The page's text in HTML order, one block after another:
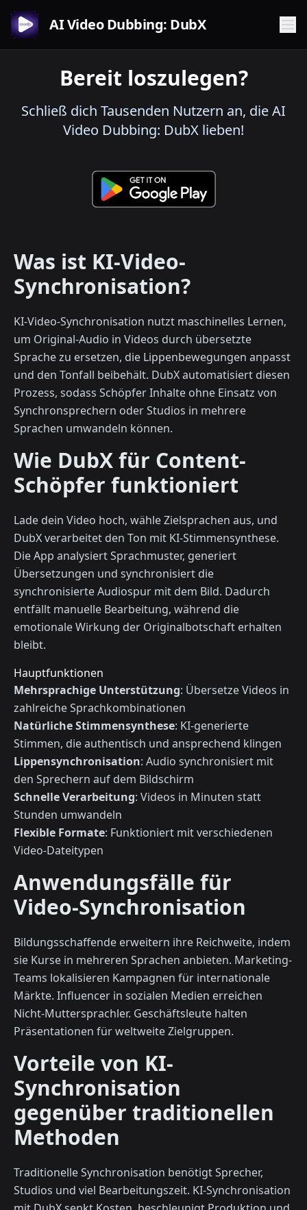
AI Video Dubbing: DubX
Bereit loszulegen?
Schließ dich Tausenden Nutzern an, die AI
Video Dubbing: DubX lieben!
Was ist KI-Video-
Synchronisation?
KI-Video-Synchronisation nutzt maschinelles Lernen,
um Original-Audio in Videos durch übersetzte
Sprache zu ersetzen, die Lippenbewegungen anpasst
und den Tonfall beibehält. DubX automatisiert diesen
Prozess, sodass Schöpfer Inhalte ohne Einsatz von
Synchronsprechern oder Studios in mehrere
Sprachen umwandeln können.
Wie DubX für Content-
Schöpfer funktioniert
Lade dein Video hoch, wähle Zielsprachen aus, und
DubX verarbeitet den Ton mit KI-Stimmensynthese.
Die App analysiert Sprachmuster, generiert
Übersetzungen und synchronisiert die
synchronisierte Audiospur mit dem Bild. Dadurch
entfällt manuelle Bearbeitung, während die
emotionale Wirkung der Originalbotschaft erhalten
bleibt.
Hauptfunktionen
Mehrsprachige Unterstützung: Übersetze Videos in
zahlreiche Sprachkombinationen
Natürliche Stimmensynthese: KI-generierte
Stimmen, die authentisch und ansprechend klingen
Lippensynchronisation: Audio synchronisiert mit
den Sprechern auf dem Bildschirm
Schnelle Verarbeitung: Videos in Minuten statt
Stunden umwandeln
Flexible Formate: Funktioniert mit verschiedenen
Video-Dateitypen
Anwendungsfälle für
Video-Synchronisation
Bildungsschaffende erweitern ihre Reichweite, indem
sie Kurse in mehreren Sprachen anbieten. Marketing-
Teams lokalisieren Kampagnen für internationale
Märkte. Influencer in sozialen Medien erreichen
Nicht-Muttersprachler. Geschäftsleute halten
Präsentationen für weltweite Zielgruppen.
Vorteile von KI-
Synchronisation
gegenüber traditionellen
Methoden
Traditionelle Synchronisation benötigt Sprecher,
Studios und viel Bearbeitungszeit. KI-Synchronisation